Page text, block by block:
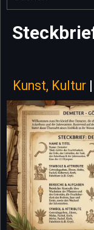
Kunst, Kultur |